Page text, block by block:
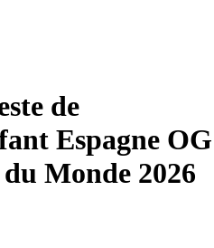
de
Espagne OG
Monde 2026